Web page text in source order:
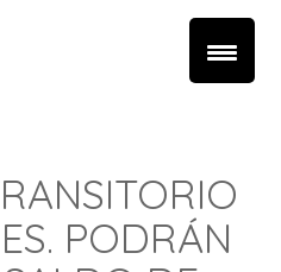
PODRÁN